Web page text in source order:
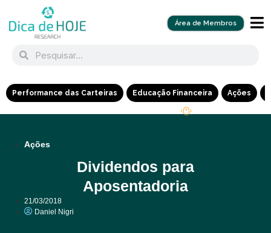
Área de Membros
Performance das Carteiras Educação Financeira Ações
Ações
Dividendos para
Aposentadoria
21/03/2018
Daniel Nigri